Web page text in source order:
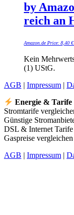
by
reich an
Amazon.de Price: 8,40 €
Kein
(1) UStG.
AGB | Impressum |
Energie & Tarife
Stromtarife
Günstige
DSL & Internet Tarife
Gaspreise vergleichen
AGB | Impressum |